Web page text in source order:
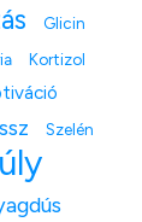
Glicin
Kortizol
Szelén